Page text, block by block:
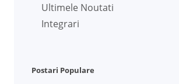
Ultimele Noutati
Integrari
Postari Populare